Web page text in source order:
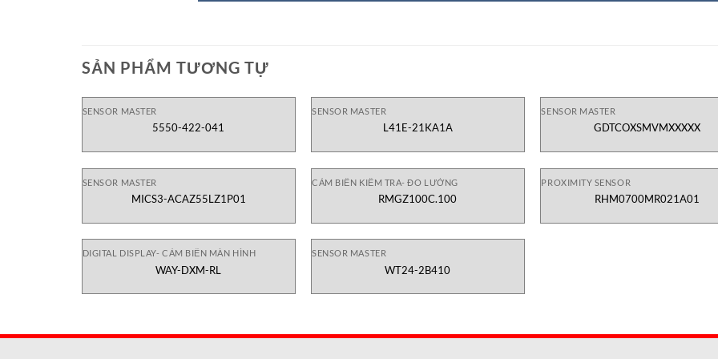
SẢN PHẨM TƯƠNG TỰ
SENSOR MASTER
5550-422-041
SENSOR MASTER
L41E-21KA1A
SENSOR MASTER
GDTCOXSMVMXXXXX
SENSOR MASTER
MICS3-ACAZ55LZ1P01
CẢM BIẾN KIỂM TRA- ĐO LƯỜNG
RMGZ100C.100
PROXIMITY SENSOR
RHM0700MR021A01
DIGITAL DISPLAY- CẢM BIẾN MÀN HÌNH
WAY-DXM-RL
SENSOR MASTER
WT24-2B410